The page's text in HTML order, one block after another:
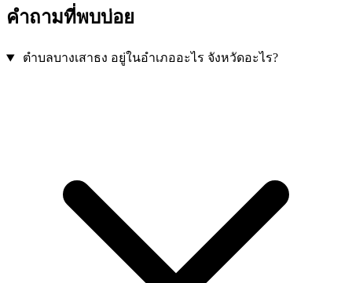
คำถามที่พบบ่อย
ตำบลบางเสาธง อยู่ในอำเภออะไร จังหวัดอะไร?